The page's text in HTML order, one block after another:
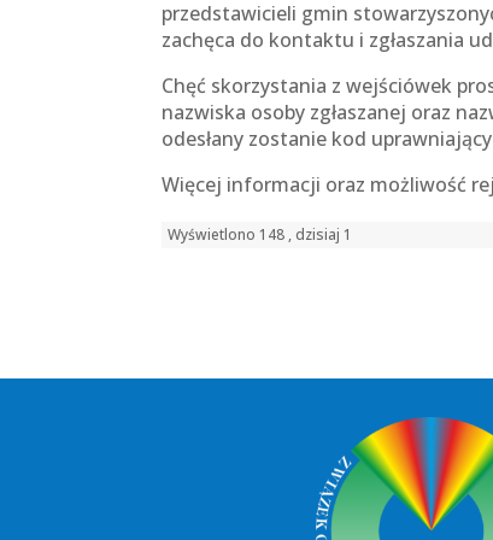
przedstawicieli gmin
zachęca do kontaktu i zgłaszania
Chęć skorzystania z wejściówek
nazwiska osoby zgłaszanej oraz
odesłany zostanie kod
Więcej informacji oraz możliwość
Wyświetlono 148 , dzisiaj 1